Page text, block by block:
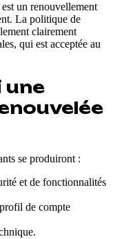
un renouvellement
La politique de
clairement
qui est acceptée au
une
se produiront :
et de fonctionnalités
de compte